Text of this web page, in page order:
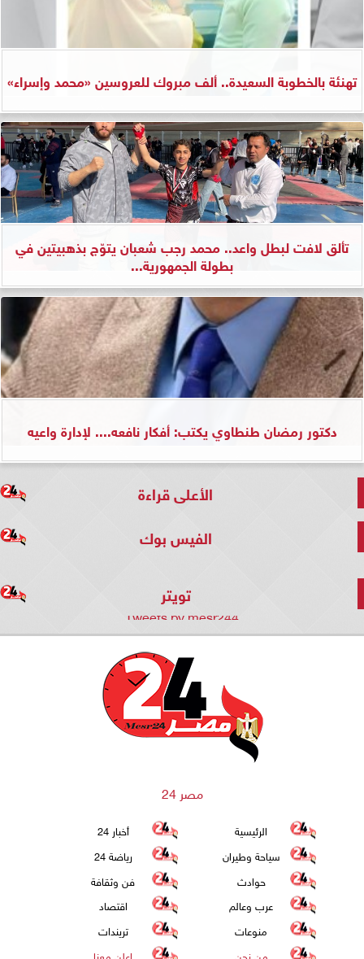
تهنئة بالخطوبة السعيدة.. ألف مبروك للعروسين «محمد وإسراء»
تألق لافت لبطل واعد.. محمد رجب شعبان يتوّج بذهبيتين في
بطولة الجمهورية...
دكتور رمضان طنطاوي يكتب: أفكار نافعه.... لإدارة واعيه
الأعلى قراءة
الفيس بوك
تويتر
Tweets by mesr244
مصر 24
الرئيسية
أخبار 24
سياحة وطيران
رياضة 24
حوادث
فن وثقافة
عرب وعالم
اقتصاد
منوعات
تريندات